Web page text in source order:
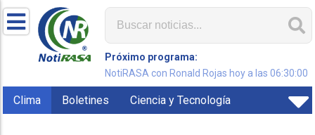
Próximo programa:
NotiRASA con Ronald Rojas hoy a las 06:30:00
Clima Boletines Ciencia y Tecnología